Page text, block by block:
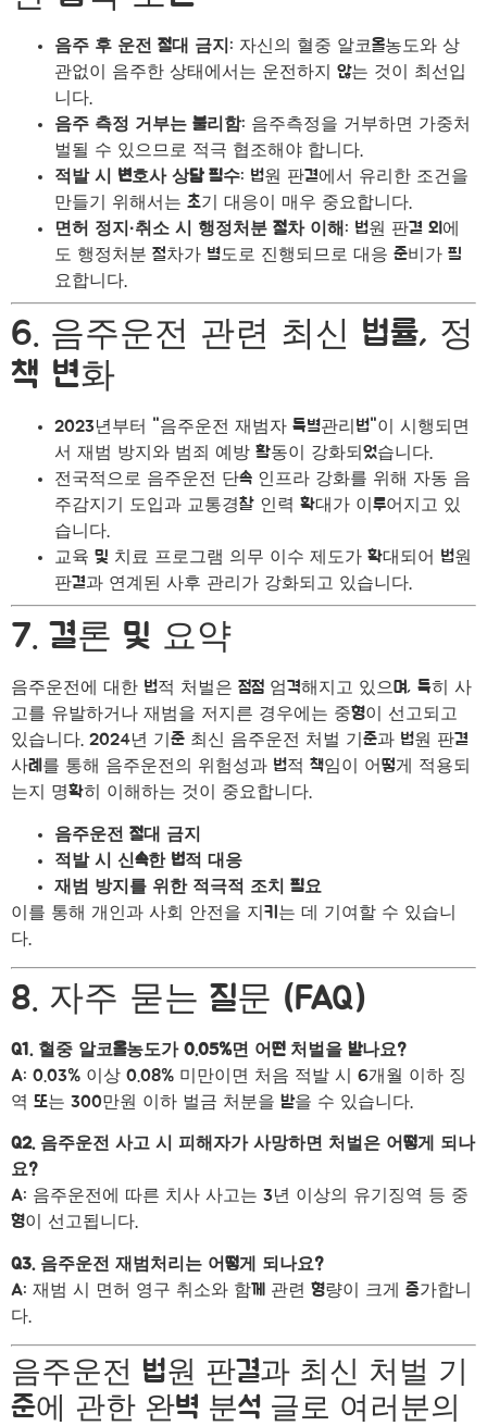
음주 후 운전 절대 금지 : 자신의 혈중 알코올농도와 상
관없이 음주한 상태에서는 운전하지 않는 것이 최선입
니다.
음주 측정 거부는 불리함: 음주측정을 거부하면 가중처
벌될 수 있으므로 적극 협조해야 합니다.
적발 시 변호사 상담 필수: 법원 판결에서 유리한 조건을
만들기 위해서는 초기 대응이 매우 중요합니다.
면허 정지·취소 시 행정처분 절차 이해 : 법원 판결 외에
도 행정처분 절차가 별도로 진행되므로 대응 준비가 필
요합니다.
6. 음주운전 관련 최신 법률, 정
책 변화
2023년부터 "음주운전 재범자 특별관리법"이 시행되면
서 재범 방지와 범죄 예방 활동이 강화되었습니다.
전국적으로 음주운전 단속 인프라 강화를 위해 자동 음
주감지기 도입과 교통경찰 인력 확대가 이루어지고 있
습니다.
교육 및 치료 프로그램 의무 이수 제도가 확대되어 법원
판결과 연계된 사후 관리가 강화되고 있습니다.
7. 결론 및 요약
음주운전에 대한 법적 처벌은 점점 엄격해지고 있으며, 특히 사
고를 유발하거나 재범을 저지른 경우에는 중형이 선고되고
있습니다. 2024년 기준 최신 음주운전 처벌 기준과 법원 판결
사례를 통해 음주운전의 위험성과 법적 책임이 어떻게 적용되
는지 명확히 이해하는 것이 중요합니다.
음주운전 절대 금지
적발 시 신속한 법적 대응
재범 방지를 위한 적극적 조치 필요
이를 통해 개인과 사회 안전을 지키는 데 기여할 수 있습니
다.
8. 자주 묻는 질문 (FAQ)
Q1. 혈중 알코올농도가 0.05%면 어떤 처벌을 받나요?
A: 0.03% 이상 0.08% 미만이면 처음 적발 시 6개월 이하 징
역 또는 300만원 이하 벌금 처분을 받을 수 있습니다.
Q2. 음주운전 사고 시 피해자가 사망하면 처벌은 어떻게 되나
요?
A: 음주운전에 따른 치사 사고는 3년 이상의 유기징역 등 중
형이 선고됩니다.
Q3. 음주운전 재범처리는 어떻게 되나요?
A: 재범 시 면허 영구 취소와 함께 관련 형량이 크게 증가합니
다.
음주운전 법원 판결과 최신 처벌 기
준에 관한 완벽 분석 글로 여러분의